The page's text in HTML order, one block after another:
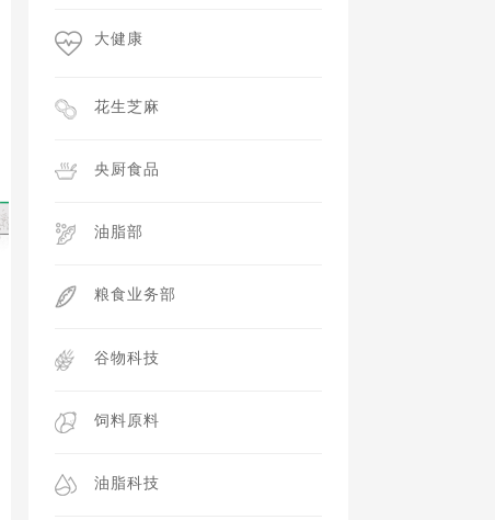
大健康
花生芝麻
央厨食品
油脂部
粮食业务部
谷物科技
饲料原料
油脂科技